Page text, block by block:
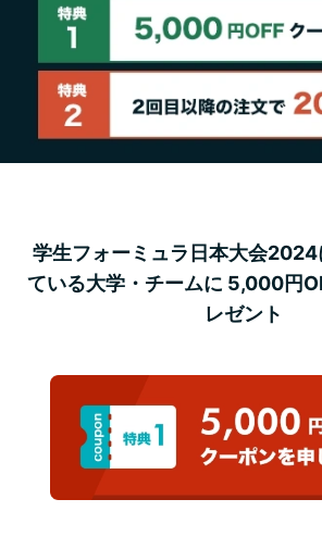
学生フォーミュラ日本大会2024
ている大学・チームに 5,000円
レゼント